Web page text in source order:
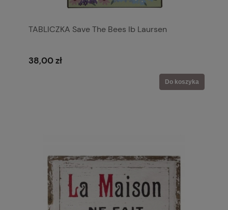
TABLICZKA Save The Bees Ib Laursen
38,00 zł
Do koszyka